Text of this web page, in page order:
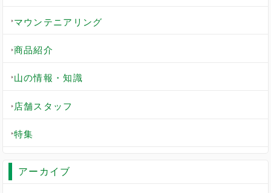
マウンテニアリング
商品紹介
山の情報・知識
店舗スタッフ
特集
アーカイブ